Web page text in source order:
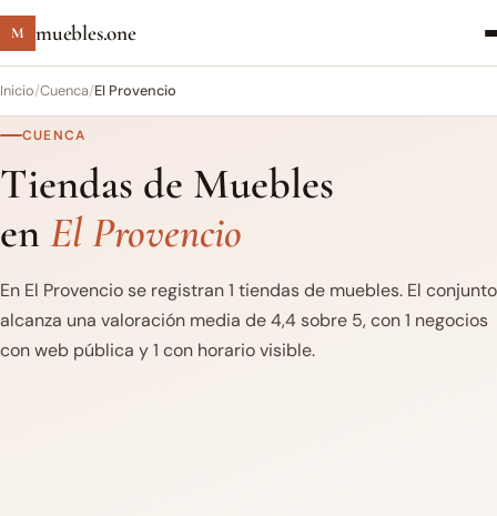
M muebles.one
Inicio/Cuenca/El Provencio
CUENCA
Tiendas de Muebles
enEl Provencio
En El Provencio se registran 1 tiendas de muebles. El conjunto
alcanza una valoración media de 4,4 sobre 5, con 1 negocios
con web pública y 1 con horario visible.